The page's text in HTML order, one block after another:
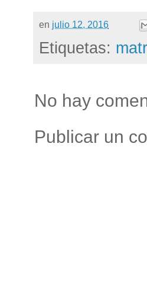
en julio 12, 2016
Etiquetas:
No hay
Publicar un